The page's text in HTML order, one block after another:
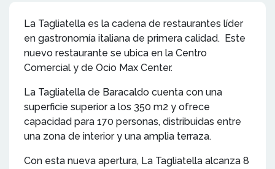
La Tagliatella es la cadena de restaurantes líder
en gastronomía italiana de primera calidad. Este
nuevo restaurante se ubica en la Centro
Comercial y de Ocio Max Center.
La Tagliatella de Baracaldo cuenta con una
superficie superior a los 350 m2 y ofrece
capacidad para 170 personas, distribuidas entre
una zona de interior y una amplia terraza.
Con esta nueva apertura, La Tagliatella alcanza 8